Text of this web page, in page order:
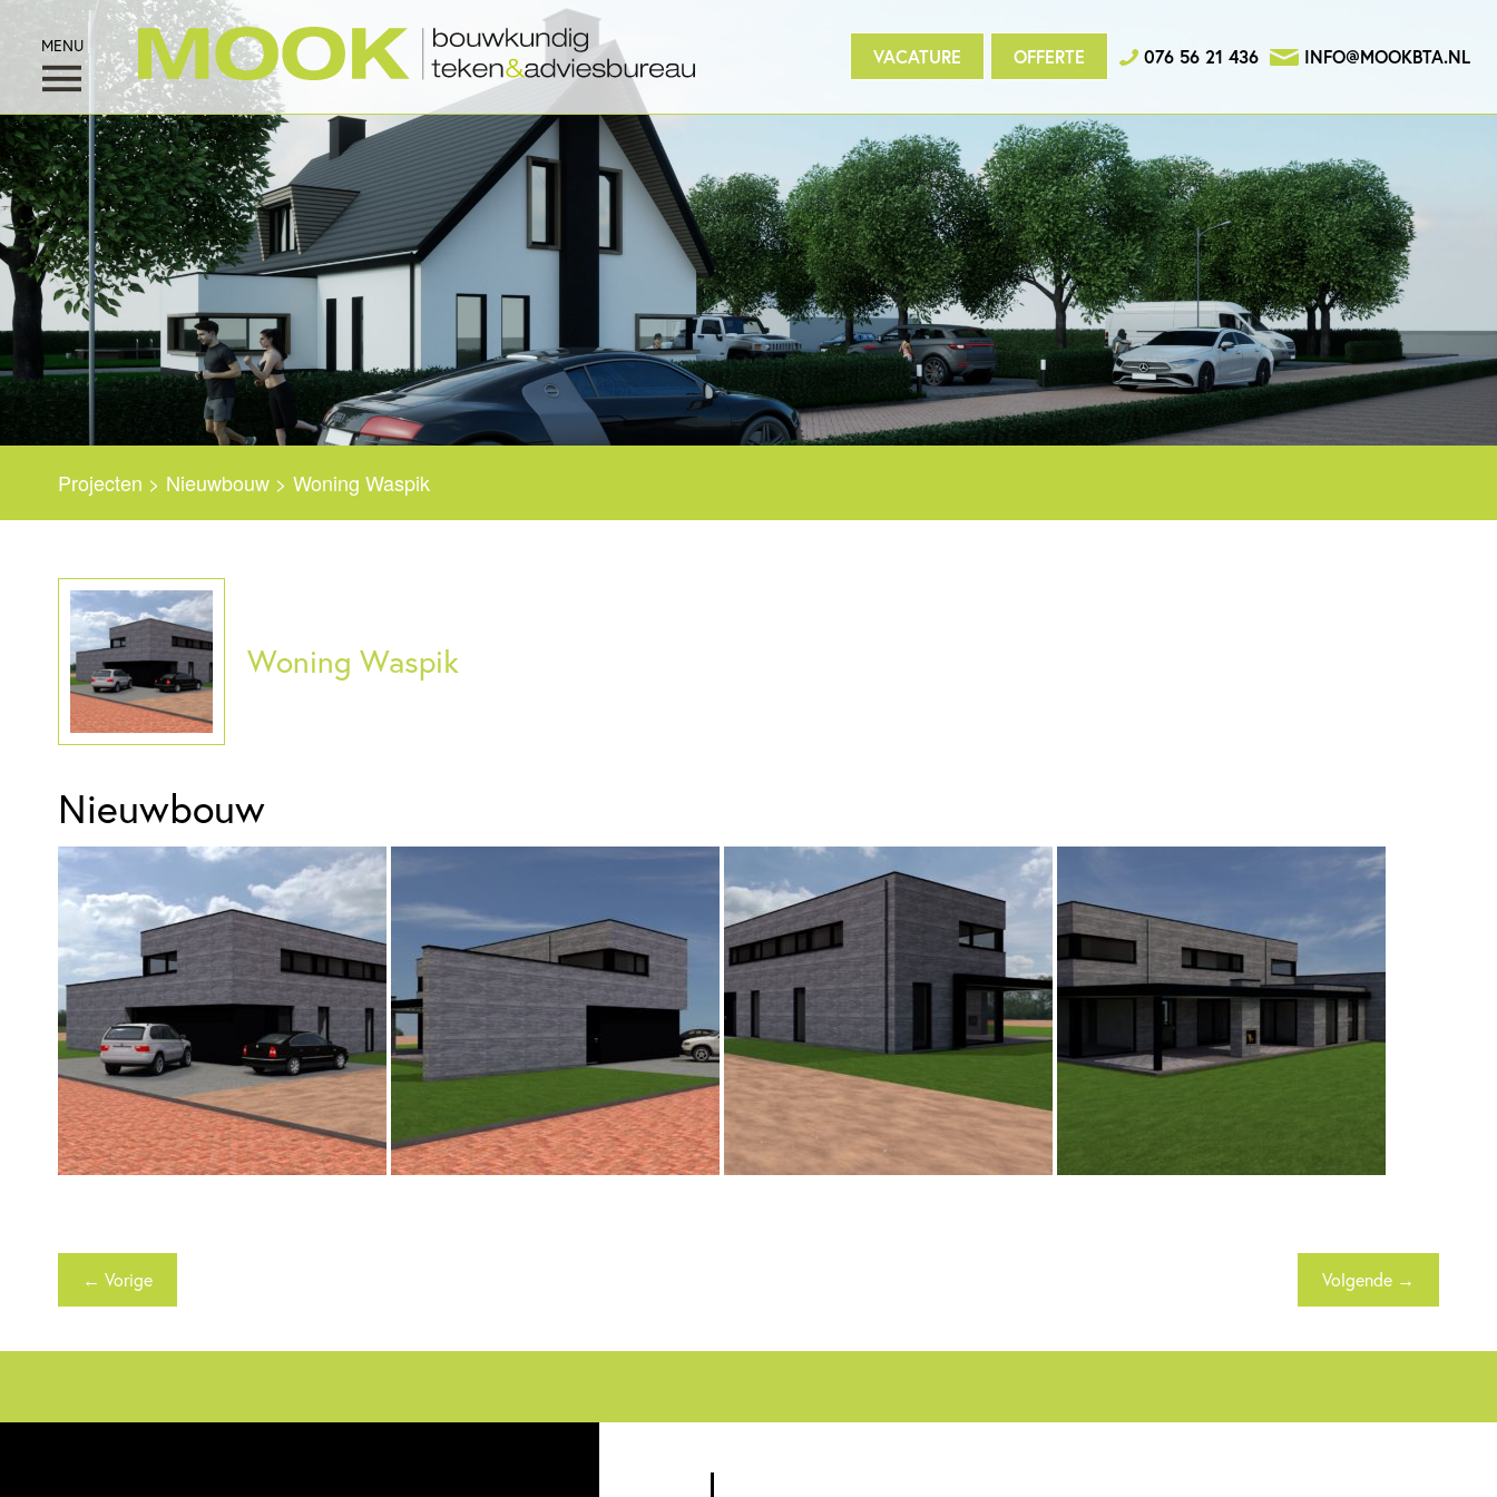
Home Particulieren Zakelijk Kavel gekocht? 3D/BIM Projecten Vacature FAQ Contact
VACATURE OFFERTE 076 56 21 436 INFO@MOOKBTA.NL
Projecten > Nieuwbouw > Woning Waspik
Woning Waspik
Nieuwbouw
← Vorige Volgende →